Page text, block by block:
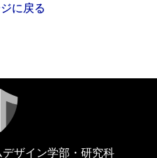
に戻る
ザイン学部・研究科